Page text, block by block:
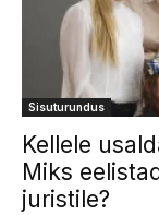
Sisuturundus
Kellele
Miks
juristile?